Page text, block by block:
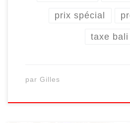
prix spécial
taxe bali
par Gilles